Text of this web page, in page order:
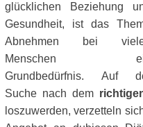
glücklichen Beziehung
Gesundheit, ist das
Abnehmen bei
Menschen
Grundbedürfnis. Auf
Suche nach dem
loszuwerden, verzetteln